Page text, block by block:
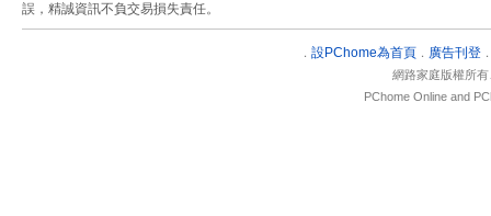
誤，精誠資訊不負交易損失責任。
．設PChome為首頁 ． 廣告刊登
網路家庭版權所
PChome Online and